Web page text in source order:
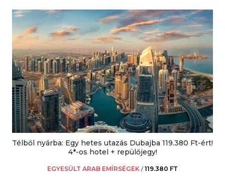
Télből nyárba: Egy hetes utazás Dubajba 119.380 Ft-ért!
4*-os hotel + repülőjegy!
EGYESÜLT ARAB EMÍRSÉGEK /119.380 FT